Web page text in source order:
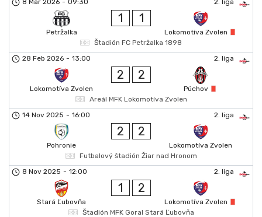
2. liga
8 Mar 2026 - 09:30
Petržalka
1 1
Lokomotíva Zvolen
Štadión FC Petržalka 1898
2. liga
28 Feb 2026 - 13:00
Lokomotíva Zvolen
2 2
Púchov
Areál MFK Lokomotíva Zvolen
2. liga
14 Nov 2025 - 16:00
Pohronie
2 2
Lokomotíva Zvolen
Futbalový štadión Žiar nad Hronom
2. liga
8 Nov 2025 - 12:00
Stará Ľubovňa
1 2
Lokomotíva Zvolen
Štadión MFK Goral Stará Ľubovňa